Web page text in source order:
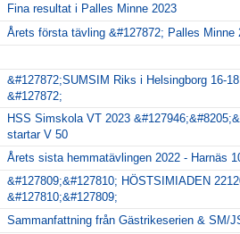
Fina resultat i Palles Minne 2023
Årets första tävling &#127872; Palles Minne
&#127872;SUMSIM Riks i Helsingborg 16-
&#127872;
HSS Simskola VT 2023
startar V 50
Årets sista hemmatävlingen 2022 - Harnäs
&#127809;&#127810; HÖSTSIMIADEN
&#127810;&#127809;
Sammanfattning från Gästrikeserien & SM/